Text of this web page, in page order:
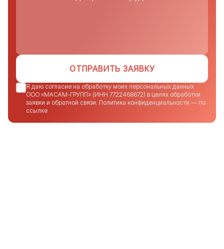
ОТПРАВИТЬ ЗАЯВКУ
Я даю согласие на обработку моих персональных данных
ООО «МАСАМ-ГРУПП» (ИНН 7722468672) в целях обработки
заявки и обратной связи. Политика конфиденциальности — по
ссылке